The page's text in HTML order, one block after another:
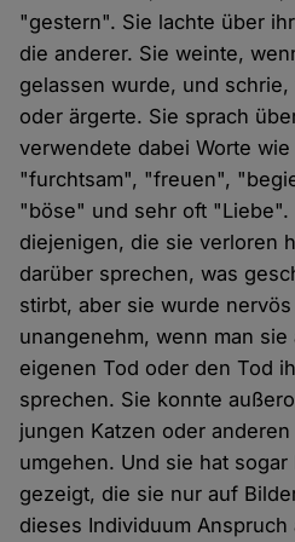
"gestern". Sie lachte über
die anderer. Sie weinte,
gelassen wurde, und
oder ärgerte. Sie sprach
verwendete dabei Worte
"furchtsam", "freuen",
"böse" und sehr oft "Liebe".
diejenigen, die sie verloren
darüber sprechen, was
stirbt, aber sie wurde
unangenehm, wenn man
eigenen Tod oder den Tod
sprechen. Sie konnte
jungen Katzen oder
umgehen. Und sie hat
gezeigt, die sie nur auf
dieses Individuum Anspruch